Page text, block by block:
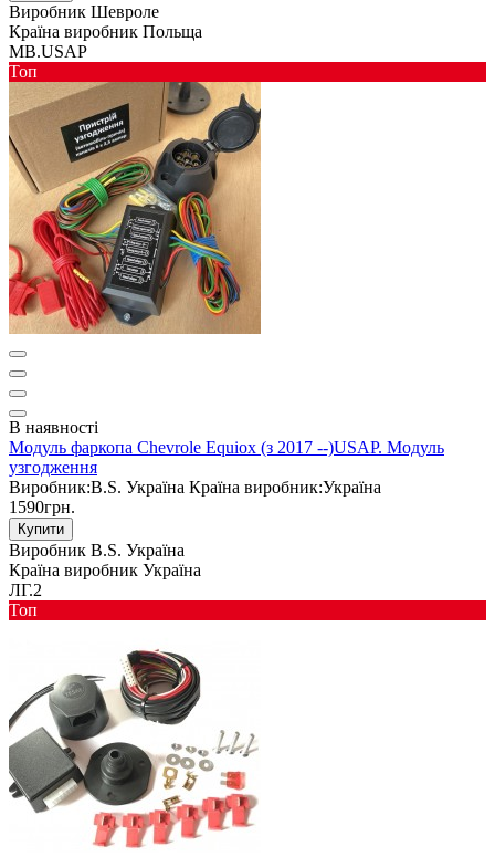
Виробник Шевроле
Країна виробник Польща
MB.USAP
Toп
В наявності
Модуль фаркопа Chevrole Equiox (з 2017 --)USAP. Модуль
узгодження
Виробник:B.S. Україна Країна виробник:Україна
1590грн.
Купити
Виробник B.S. Україна
Країна виробник Україна
ЛГ.2
Toп